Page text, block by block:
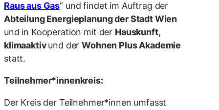
Raus aus Gas” und findet im Auftrag der
Abteilung Energieplanung der Stadt Wien
und in Kooperation mit der Hauskunft,
klimaaktivund derWohnen Plus Akademie
statt.
Teilnehmer*innenkreis:
Der Kreis der Teilnehmer*innen umfasst